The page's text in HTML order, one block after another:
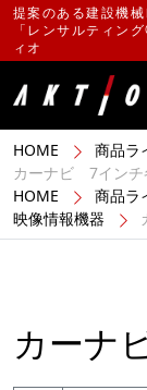
提案のある建設機
「レンサルティン
ィオ
HOME 商品ラ
カーナビ 7インチ
HOME
商品ラ
映像情報機器
カーナ